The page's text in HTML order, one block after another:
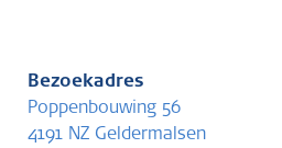
Bezoekadres
Poppenbouwing 56
4191 NZ Geldermalsen